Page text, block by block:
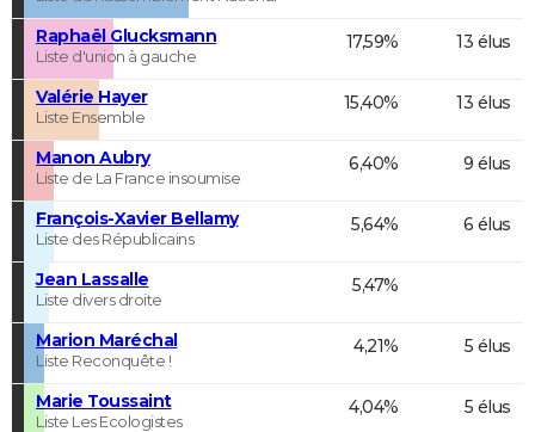
Raphaël Glucksmann
Liste d'union à gauche
17,59% 13 élus
Valérie Hayer
Liste Ensemble
15,40% 13 élus
Manon Aubry
Liste de La France insoumise
6,40% 9 élus
François-Xavier Bellamy
Liste des Républicains
5,64% 6 élus
Jean Lassalle
Liste divers droite
5,47%
Marion Maréchal
Liste Reconquête !
4,21% 5 élus
Marie Toussaint
Liste Les Ecologistes
4,04% 5 élus